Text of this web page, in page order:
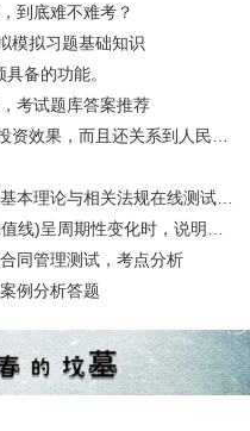
到底难不难考？
模拟习题基础知识
备的功能。
考试题库答案推荐
民群众生命财产安全的工程质量控制原则是()。
相关法规在线测试，到底难不难考？
期性变化时，说明生产过程()。
同管理测试，考点分析
例分析答题